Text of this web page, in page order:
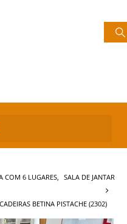
COM 6 LUGARES SALA DE JANTAR
BETINA PISTACHE (2302)